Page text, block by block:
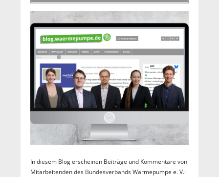
In diesem Blog erscheinen Beiträge und Kommentare von
Mitarbeitenden des Bundesverbands Wärmepumpe e. V.: